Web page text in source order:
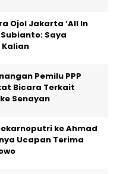
Ojol Jakarta ‘All In
Saya
Kalian
Pemilu PPP
Bicara Terkait
Senayan
ke Ahmad
Ucapan Terima